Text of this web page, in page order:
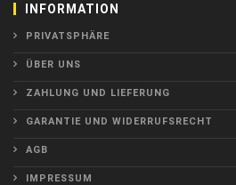
INFORMATION
PRIVATSPHÄRE
ÜBER UNS
ZAHLUNG UND LIEFERUNG
GARANTIE UND WIDERRUFSRECHT
AGB
IMPRESSUM